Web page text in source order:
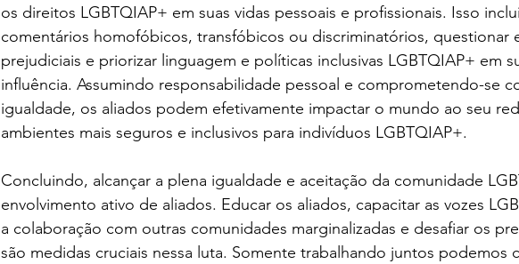
os direitos LGBTQIAP+ em suas vidas pessoais e profissionais. Isso
comentários homofóbicos, transfóbicos ou discriminatórios, questionar
prejudiciais e priorizar linguagem e políticas inclusivas LGBTQIAP+ em
influência. Assumindo responsabilidade pessoal e comprometendo-se
igualdade, os aliados podem efetivamente impactar o mundo ao seu
ambientes mais seguros e inclusivos para indivíduos LGBTQIAP+.
Concluindo, alcançar a plena igualdade e aceitação da comunidade
envolvimento ativo de aliados. Educar os aliados, capacitar as vozes
a colaboração com outras comunidades marginalizadas e desafiar os
são medidas cruciais nessa luta. Somente trabalhando juntos podemos